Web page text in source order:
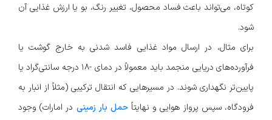
کوتاه، می‌تواند باعث فساد محصول، تغییر رنگ، بو یا ارزش غذایی آن
شود.
برای مثال، در ارسال مواد غذایی فاسد شدنی به خارج گوشت یا
فرآورده‌های دریایی منجمد باید معمولاً در دمای -18 درجه سانتی‌گراد یا
پایین‌تر نگهداری شوند. در مسیرهایی که انتقال ترکیبی (مثلاً از انبار به
فرودگاه، سپس پرواز هوایی و نهایتاًحمل بار زمینی در امارات) وجود